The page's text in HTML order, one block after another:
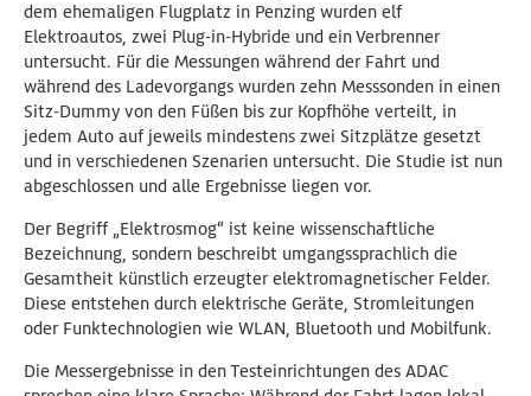
dem ehemaligen Flugplatz in Penzing wurden elf
Elektroautos, zwei Plug-in-Hybride und ein Verbrenner
untersucht. Für die Messungen während der Fahrt und
während des Ladevorgangs wurden zehn Messsonden in einen
Sitz-Dummy von den Füßen bis zur Kopfhöhe verteilt, in
jedem Auto auf jeweils mindestens zwei Sitzplätze gesetzt
und in verschiedenen Szenarien untersucht. Die Studie ist nun
abgeschlossen und alle Ergebnisse liegen vor.
Der Begriff „Elektrosmog“ ist keine wissenschaftliche
Bezeichnung, sondern beschreibt umgangssprachlich die
Gesamtheit künstlich erzeugter elektromagnetischer Felder.
Diese entstehen durch elektrische Geräte, Stromleitungen
oder Funktechnologien wie WLAN, Bluetooth und Mobilfunk.
Die Messergebnisse in den Testeinrichtungen des ADAC